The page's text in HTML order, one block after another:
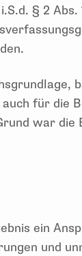
§ 2 Abs.
für die
war die
ein
und